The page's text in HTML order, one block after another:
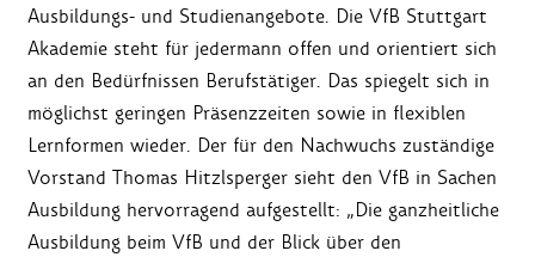
Ausbildungs- und Studienangebote. Die VfB Stuttgart
Akademie steht für jedermann offen und orientiert sich
an den Bedürfnissen Berufstätiger. Das spiegelt sich in
möglichst geringen Präsenzzeiten sowie in flexiblen
Lernformen wieder. Der für den Nachwuchs zuständige
Vorstand Thomas Hitzlsperger sieht den VfB in Sachen
Ausbildung hervorragend aufgestellt: „Die ganzheitliche
Ausbildung beim VfB und der Blick über den